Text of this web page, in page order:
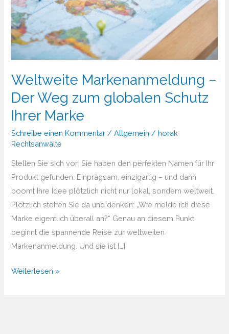
Weltweite Markenanmeldung –
Der Weg zum globalen Schutz
Ihrer Marke
Schreibe einen Kommentar /Allgemein / horak
Rechtsanwälte
Stellen Sie sich vor: Sie haben den perfekten Namen für Ihr
Produkt gefunden. Einprägsam, einzigartig – und dann
boomt Ihre Idee plötzlich nicht nur lokal, sondern weltweit.
Plötzlich stehen Sie da und denken: „Wie melde ich diese
Marke eigentlich überall an?“ Genau an diesem Punkt
beginnt die spannende Reise zur weltweiten
Markenanmeldung. Und sie ist […]
Weltweite
Weiterlesen »